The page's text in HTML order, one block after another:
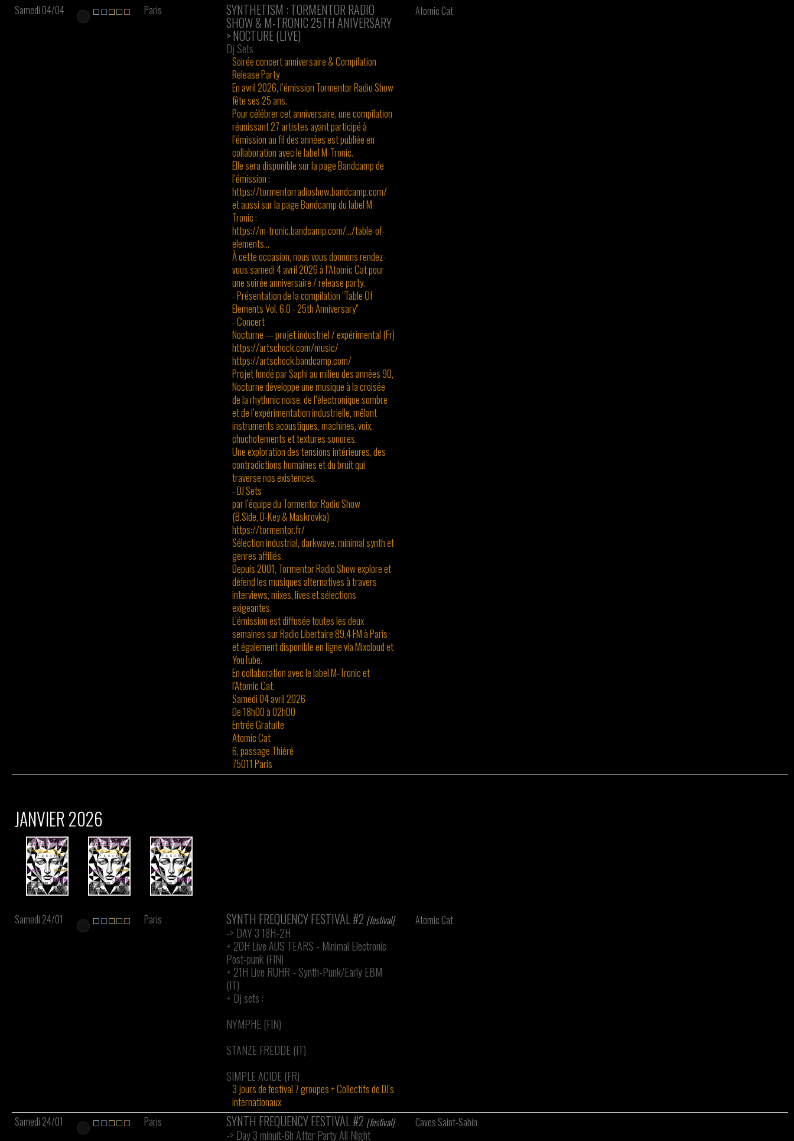
Samedi 04/04 Paris SYNTHETISM : TORMENTOR RADIO
SHOW & M-TRONIC 25TH ANIVERSARY
> NOCTURE (LIVE)
Dj Sets
Soirée concert anniversaire & Compilation
Release Party
En avril 2026, l’émission Tormentor Radio Show
fête ses 25 ans.
Pour célébrer cet anniversaire, une compilation
réunissant 27 artistes ayant participé à
l’émission au fil des années est publiée en
collaboration avec le label M-Tronic.
Elle sera disponible sur la page Bandcamp de
l’émission :
https://tormentorradioshow.bandcamp.com/
et aussi sur la page Bandcamp du label M-
Tronic :
https://m-tronic.bandcamp.com/.../table-of-
elements...
À cette occasion, nous vous donnons rendez-
vous samedi 4 avril 2026 à l’Atomic Cat pour
une soirée anniversaire / release party.
- Présentation de la compilation "Table Of
Elements Vol. 6.0 - 25th Anniversary"
- Concert
Nocturne — projet industriel / expérimental (Fr)
https://artschock.com/music/
https://artschock.bandcamp.com/
Projet fondé par Saphi au milieu des années 90,
Nocturne développe une musique à la croisée
de la rhythmic noise, de l’électronique sombre
et de l’expérimentation industrielle, mêlant
instruments acoustiques, machines, voix,
chuchotements et textures sonores.
Une exploration des tensions intérieures, des
contradictions humaines et du bruit qui
traverse nos existences.
- DJ Sets
par l’équipe du Tormentor Radio Show
(B.Side, D-Key & Maskrovka)
https://tormentor.fr/
Sélection industrial, darkwave, minimal synth et
genres affiliés.
Depuis 2001, Tormentor Radio Show explore et
défend les musiques alternatives à travers
interviews, mixes, lives et sélections
exigeantes.
L’émission est diffusée toutes les deux
semaines sur Radio Libertaire 89.4 FM à Paris
et également disponible en ligne via Mixcloud et
YouTube.
En collaboration avec le label M-Tronic et
l'Atomic Cat.
Samedi 04 avril 2026
De 18h00 à 02h00
Entrée Gratuite
Atomic Cat
6, passage Thiéré
75011 Paris
Atomic Cat
JANVIER 2026
Samedi 24/01 Paris SYNTH FREQUENCY FESTIVAL #2 [festival]
-> DAY 3 18H-2H
+ 20H Live AUS TEARS - Minimal Electronic
Post-punk (FIN)
+ 21H Live RUHR - Synth-Punk/Early EBM
(IT)
+ Dj sets :
NYMPHE (FIN)
STANZE FREDDE (IT)
SIMPLE ACIDE (FR)
3 jours de festival 7 groupes + Collectifs de DJ's
internationaux
Atomic Cat
Samedi 24/01 Paris SYNTH FREQUENCY FESTIVAL #2 [festival]
-> Day 3 minuit-6h After Party All Night
Caves Saint-Sabin